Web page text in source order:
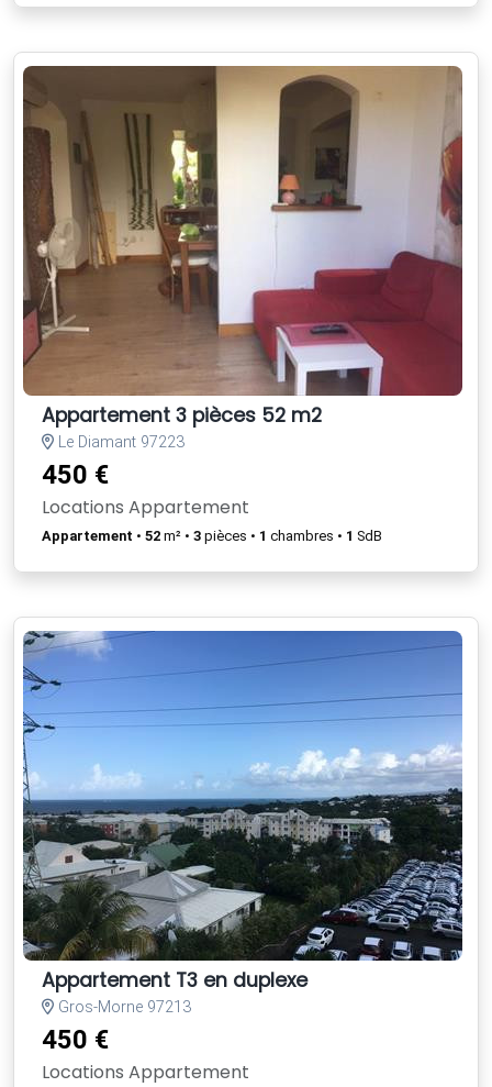
Appartement 3 pièces 52 m2
Le Diamant 97223
450 €
Locations Appartement
Appartement • 52 m² • 3 pièces • 1 chambres • 1 SdB
Appartement T3 en duplexe
Gros-Morne 97213
450 €
Locations Appartement